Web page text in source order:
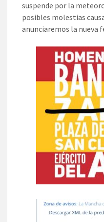
suspende por la
posibles molestias
anunciaremos la nueva